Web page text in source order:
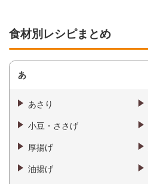
食材別レシピまとめ
あ
あさり
小豆・ささげ
厚揚げ
油揚げ